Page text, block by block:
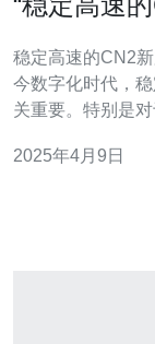
稳定高速的CN2新
今数字化时代，
关重要。特别是
CN2新加坡服务
2025年4月9日